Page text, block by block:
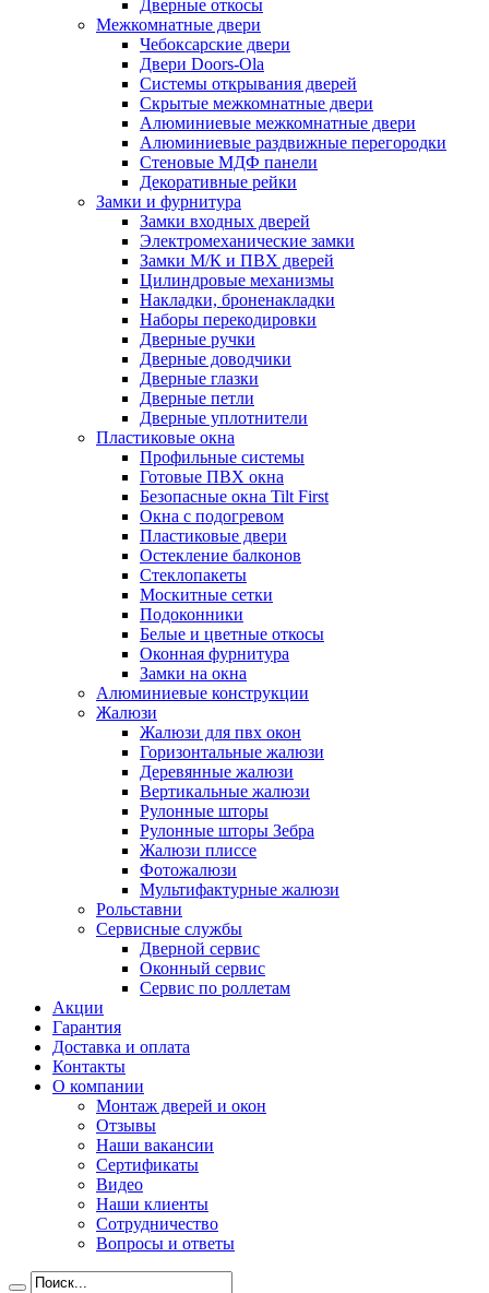
Дверные откосы
Межкомнатные двери
Чебоксарские двери
Двери Doors-Ola
Системы открывания дверей
Скрытые межкомнатные двери
Алюминиевые межкомнатные двери
Алюминиевые раздвижные перегородки
Стеновые МДФ панели
Декоративные рейки
Замки и фурнитура
Замки входных дверей
Электромеханические замки
Замки М/К и ПВХ дверей
Цилиндровые механизмы
Накладки, броненакладки
Наборы перекодировки
Дверные ручки
Дверные доводчики
Дверные глазки
Дверные петли
Дверные уплотнители
Пластиковые окна
Профильные системы
Готовые ПВХ окна
Безопасные окна Tilt First
Окна с подогревом
Пластиковые двери
Остекление балконов
Стеклопакеты
Москитные сетки
Подоконники
Белые и цветные откосы
Оконная фурнитура
Замки на окна
Алюминиевые конструкции
Жалюзи
Жалюзи для пвх окон
Горизонтальные жалюзи
Деревянные жалюзи
Вертикальные жалюзи
Рулонные шторы
Рулонные шторы Зебра
Жалюзи плиссе
Фотожалюзи
Мультифактурные жалюзи
Рольставни
Сервисные службы
Дверной сервис
Оконный сервис
Сервис по роллетам
Акции
Гарантия
Доставка и оплата
Контакты
О компании
Монтаж дверей и окон
Отзывы
Наши вакансии
Сертификаты
Видео
Наши клиенты
Сотрудничество
Вопросы и ответы